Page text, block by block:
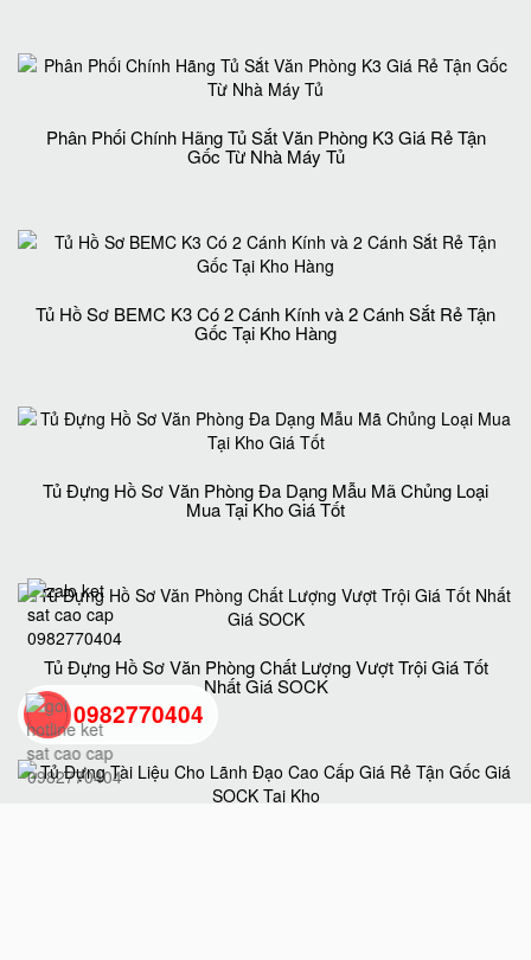
Phân Phối Chính Hãng Tủ Sắt Văn Phòng K3 Giá Rẻ Tận
Gốc Từ Nhà Máy Tủ
Tủ Hồ Sơ BEMC K3 Có 2 Cánh Kính và 2 Cánh Sắt Rẻ Tận
Gốc Tại Kho Hàng
Tủ Đựng Hồ Sơ Văn Phòng Đa Dạng Mẫu Mã Chủng Loại
Mua Tại Kho Giá Tốt
Tủ Đựng Hồ Sơ Văn Phòng Chất Lượng Vượt Trội Giá Tốt
Nhất Giá SOCK
0982770404